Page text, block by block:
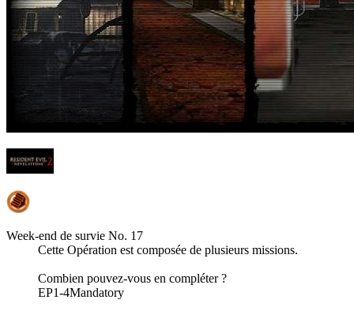
Week-end de survie No. 17
Cette Opération est composée de plusieurs missions.
Combien pouvez-vous en compléter ?
EP1-4Mandatory